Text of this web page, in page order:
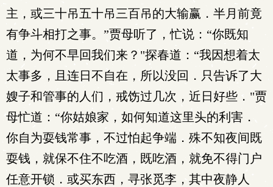
主，或三十吊五十吊三百吊的大输赢．半月前竟
有争斗相打之事。”贾母听了，忙说：“你既知
道，为何不早回我们来？"探春道：“我因想着太
太事多，且连日不自在，所以没回．只告诉了大
嫂子和管事的人们，戒饬过几次，近日好些．"贾
母忙道：“你姑娘家，如何知道这里头的利害．
你自为耍钱常事，不过怕起争端．殊不知夜间既
耍钱，就保不住不吃酒，既吃酒，就免不得门户
任意开锁．或买东西，寻张觅李，其中夜静人